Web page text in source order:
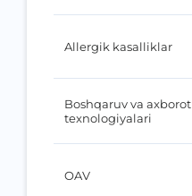
Allergik kasalliklar
Boshqaruv va axborot
texnologiyalari
OAV